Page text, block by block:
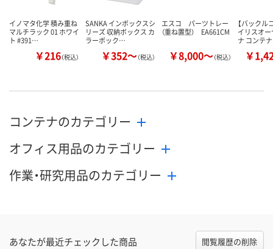
イノマタ化学 積み重ね
マルチラック 01 ホワイ
ト #391…
￥216（税込）
SANKA インボックスシ
リーズ 収納ボックス カ
ラーボック…
￥352～（税込）
エスコ パーツトレー
（重ね置型） EA661CM
￥8,000～（税込）
【バックル
イリスオ
ナ コンテ
￥
コンテナのカテゴリー
オフィス用品のカテゴリー
作業・研究用品のカテゴリー
あなたが最近チェックした商品 閲覧履歴の削除